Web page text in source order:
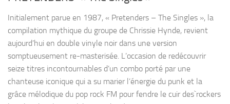
Initialement parue en 1987, « Pretenders – The Singles », la
compilation mythique du groupe de Chrissie Hynde, revient
aujourd’hui en double vinyle noir dans une version
somptueusement re-masterisée. L’occasion de redécouvrir
seize titres incontournables d’un combo porté par une
chanteuse iconique qui a su marier l’énergie du punk et la
grâce mélodique du pop rock FM pour fendre le cuir des`rockers